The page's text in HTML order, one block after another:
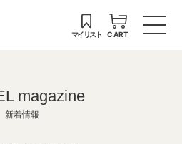
マイリスト CART
magazine
新着情報